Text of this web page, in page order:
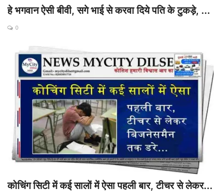
हे भगवान ऐसी बीवी, सगे भाई से करवा दिये पति के टुकड़े, ...
0
कोचिंग सिटी में कई सालों में ऐसा पहली बार, टीचर से लेकर...